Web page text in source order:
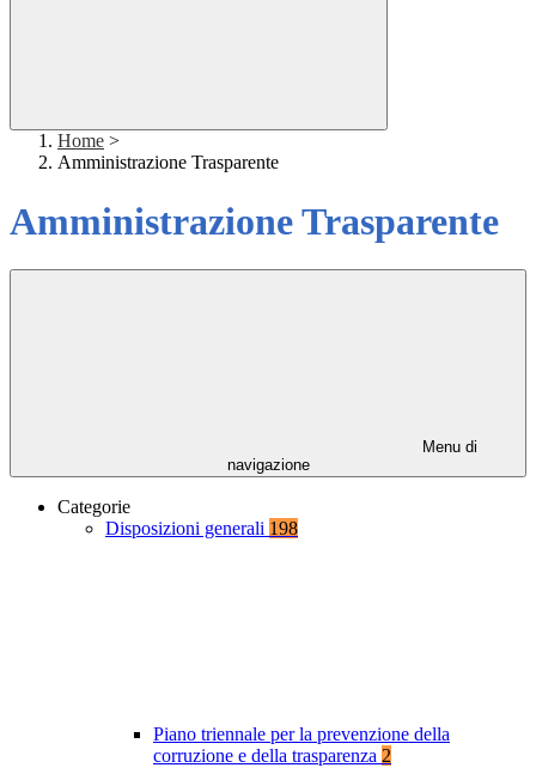
Home >
Amministrazione Trasparente
Amministrazione Trasparente
Menu di
navigazione
Categorie
Disposizioni generali 198
Piano triennale per la prevenzione della
corruzione e della trasparenza 2